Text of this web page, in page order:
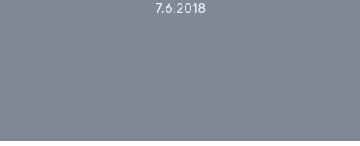
7.6.2018